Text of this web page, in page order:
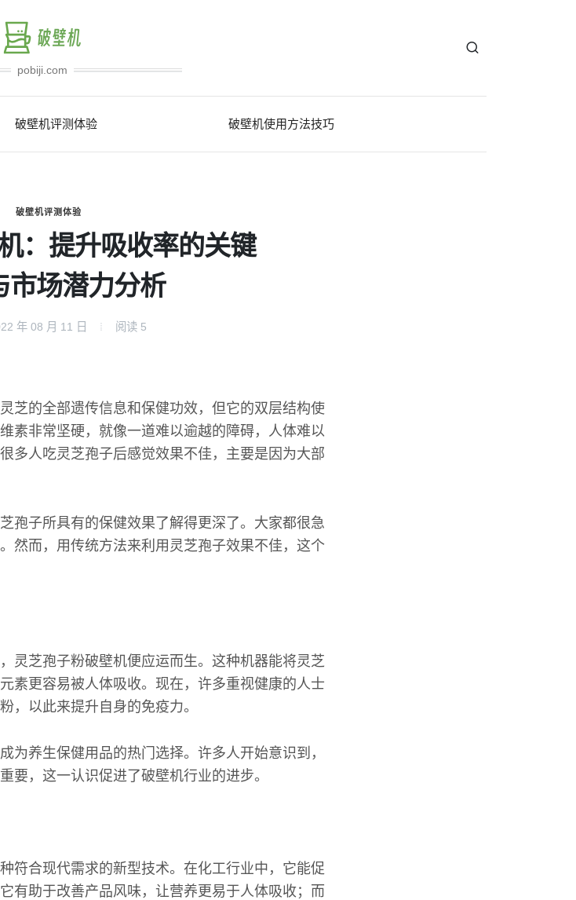
pobiji.com
破壁机评测体验 破壁机使用方法技巧
破壁机评测体验
：提升吸收率的关键
市场潜力分析
年 08 月 11 日 阅读 5
芝的全部遗传信息和保健功效，但它的双层结构使
素非常坚硬，就像一道难以逾越的障碍，人体难以
多人吃灵芝孢子后感觉效果不佳，主要是因为大部
孢子所具有的保健效果了解得更深了。大家都很急
然而，用传统方法来利用灵芝孢子效果不佳，这个
灵芝孢子粉破壁机便应运而生。这种机器能将灵芝
素更容易被人体吸收。现在，许多重视健康的人士
，以此来提升自身的免疫力。
为养生保健用品的热门选择。许多人开始意识到，
要，这一认识促进了破壁机行业的进步。
符合现代需求的新型技术。在化工行业中，它能促
有助于改善产品风味，让营养更易于人体吸收；而